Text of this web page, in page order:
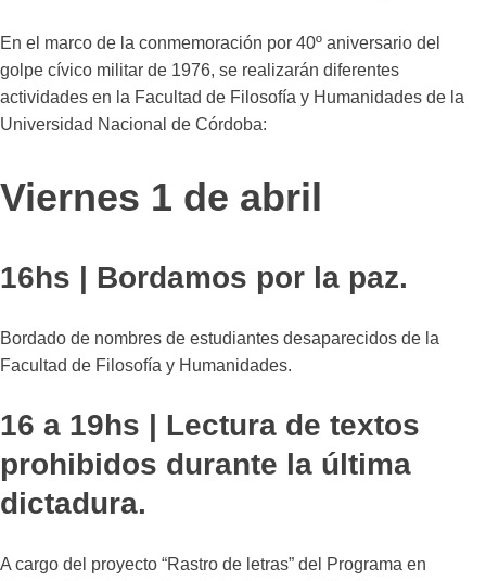
En el marco de la conmemoración por 40º aniversario del
golpe cívico militar de 1976, se realizarán diferentes
actividades en la Facultad de Filosofía y Humanidades de la
Universidad Nacional de Córdoba:
Viernes 1 de abril
16hs | Bordamos por la paz.
Bordado de nombres de estudiantes desaparecidos de la
Facultad de Filosofía y Humanidades.
16 a 19hs | Lectura de textos
prohibidos durante la última
dictadura.
A cargo del proyecto “Rastro de letras” del Programa en